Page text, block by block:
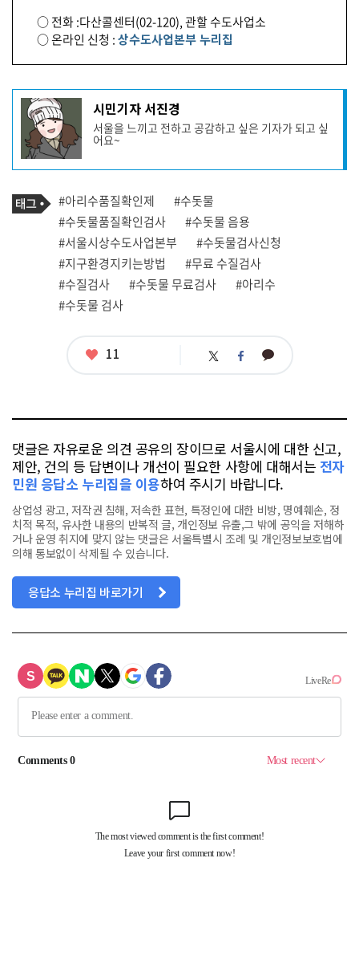
○ 전화 :다산콜센터(02-120), 관할 수도사업소
○ 온라인 신청 :상수도사업본부 누리집
기
사
작
성
자
프
필
시민기자 서진경
서울을 느끼고 전하고 공감하고 싶은 기자가 되고 싶
어요~
기
사
관
련
태
그
태
그
#아리수품질확인제
#수돗물
#수돗물품질확인검사
#수돗물 음용
#서울시상수도사업본부
#수돗물검사신청
#지구환경지키는방법
#무료 수질검사
#수질검사
#수돗물 무료검사
#아리수
#수돗물 검사
좋
11 트 페 카
댓글은 자유로운 의견 공유의 장이므로 서울시에 대한 신고,
제안, 건의 등 답변이나 개선이 필요한 사항에 대해서는 전자
민원 응답소 누리집을 이용하여 주시기 바랍니다.
상업성 광고, 저작권 침해, 저속한 표현, 특정인에 대한 비방, 명예훼손, 정
치적 목적, 유사한 내용의 반복적 글, 개인정보 유출,그 밖에 공익을 저해하
거나 운영 취지에 맞지 않는 댓글은 서울특별시 조례 및 개인정보보호법에
의해 통보없이 삭제될 수 있습니다.
응답소 누리집 바로가기